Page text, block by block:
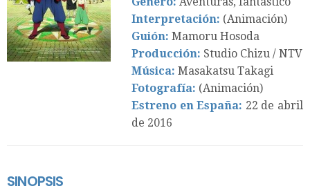
Interpretación: (Animación)
Guión: Mamoru Hosoda
Producción: Studio Chizu / NTV
Música: Masakatsu Takagi
Fotografía: (Animación)
Estreno en España: 22 de abril
de 2016
SINOPSIS